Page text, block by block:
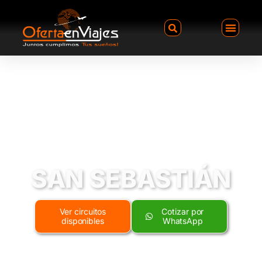
SAN SEBASTIÁN
Ver circuitos
disponibles
Cotizar por
WhatsApp